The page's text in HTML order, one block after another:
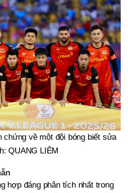
chứng về một đội bóng biết sửa
QUANG LIÊM
hợp đáng phân tích nhất trong